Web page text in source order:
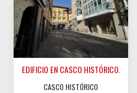
EDIFICIO EN CASCO HISTÓRICO.
CASCO HISTÓRICO